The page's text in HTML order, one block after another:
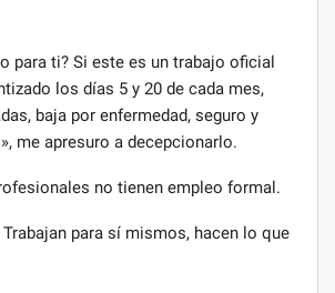
para ti? Si este es un trabajo oficial
los días 5 y 20 de cada mes,
baja por enfermedad, seguro y
me apresuro a decepcionarlo.
no tienen empleo formal.
para sí mismos, hacen lo que